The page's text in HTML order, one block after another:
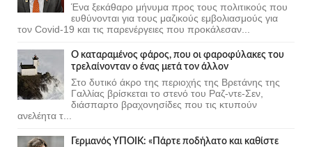
Ένα ξεκάθαρο μήνυμα προς τους πολιτικούς που
ευθύνονται για τους μαζικούς εμβολιασμούς για
τον Covid-19 και τις παρενέργειες που προκάλεσαν...
Ο καταραμένος φάρος, που οι φαροφύλακες του
τρελαίνονταν ο ένας μετά τον άλλον
Στο δυτικό άκρο της περιοχής της Βρετάνης της
Γαλλίας βρίσκεται το στενό του Ραζ-ντε-Σεν,
διάσπαρτο βραχονησίδες που τις κτυπούν
ανελέητα τ...
Γερμανός ΥΠΟΙΚ: «Πάρτε ποδήλατο και καθίστε